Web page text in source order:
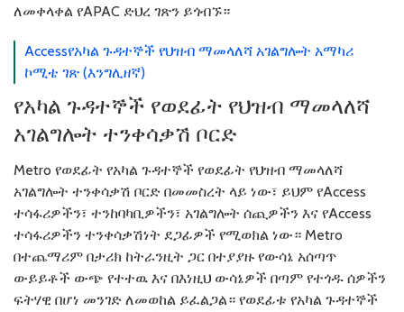
ለመቀላቀል የAPAC ድህረ ገጽን ይጎብኙ።
Accessየአካል ጉዳተኞች የህዝብ ማመላለሻ አገልግሎት አማካሪ
ኮሚቴ ገጽ (እንግሊዘኛ)
የአካል ጉዳተኞች የወደፊት የህዝብ ማመላለሻ
አገልግሎት ተንቀሳቃሽ ቦርድ
Metro የወደፊት የአካል ጉዳተኞች የወደፊት የህዝብ ማመላለሻ
አገልግሎት ተንቀሳቃሽ ቦርድ በመመስረት ላይ ነው፣ ይህም የAccess
ተሳፋሪዎችን፣ ተንከባካቢዎችን፣ አገልግሎት ሰጪዎችን እና የAccess
ተሳፋሪዎችን ተንቀሳቃሽነት ደጋፊዎች የሚወክል ነው። Metro
በተጨማሪም በታሪክ ከትራንዚት ጋር በተያያዙ የውሳኔ አሰጣጥ
ውይይቶች ውጭ የተተዉ እና በእነዚህ ውሳኔዎች በጣም የተጎዱ ሰዎችን
ፍትሃዊ በሆነ መንገድ ለመወከል ይፈልጋል። የወደፊቱ የአካል ጉዳተኞች